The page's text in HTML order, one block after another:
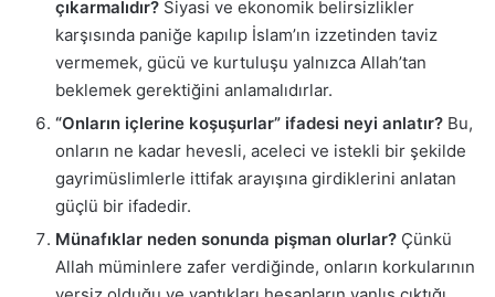
çıkarmalıdır? Siyasi ve ekonomik belirsizlikler
karşısında paniğe kapılıp İslam’ın izzetinden taviz
vermemek, gücü ve kurtuluşu yalnızca Allah’tan
beklemek gerektiğini anlamalıdırlar.
“Onların içlerine koşuşurlar” ifadesi neyi anlatır? Bu,
onların ne kadar hevesli, aceleci ve istekli bir şekilde
gayrimüslimlerle ittifak arayışına girdiklerini anlatan
güçlü bir ifadedir.
Münafıklar neden sonunda pişman olurlar? Çünkü
Allah müminlere zafer verdiğinde, onların korkularının